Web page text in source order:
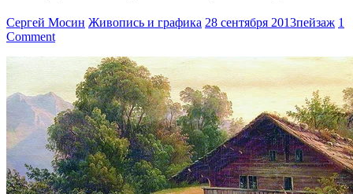
Сергей Мосин Живопись и графика 28 сентября 2013пейзаж 1
Comment